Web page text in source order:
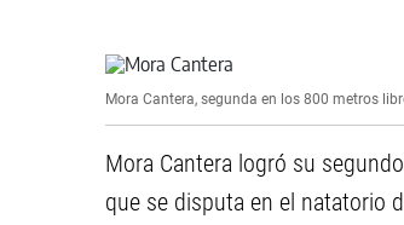
Mora Cantera, segunda en los 800 metros
Mora Cantera logró su
que se disputa en el natatorio